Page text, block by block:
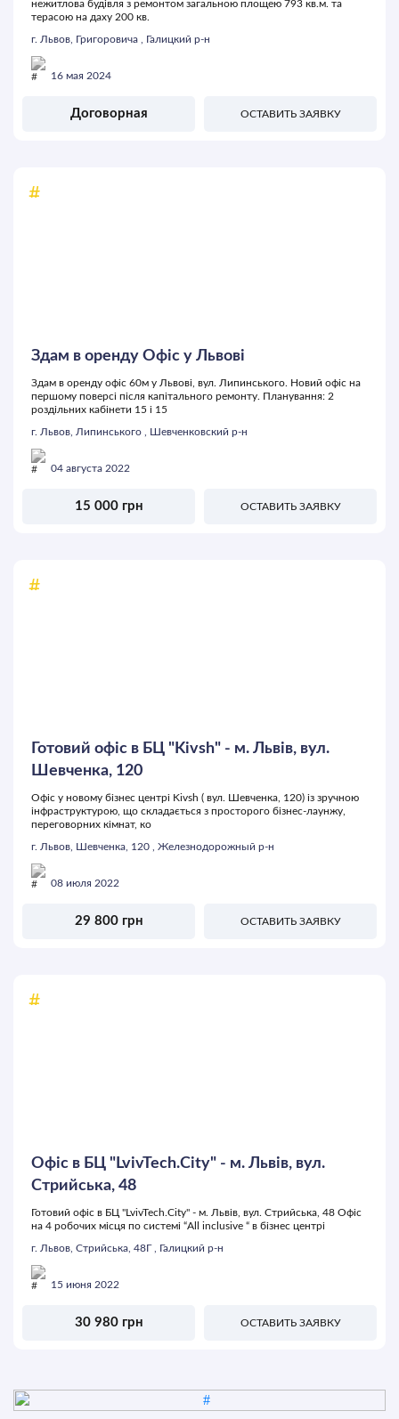
нежитлова будівля з ремонтом загальною площею 793 кв.м. та
терасою на даху 200 кв.
г. Львов, Григоровича , Галицкий р-н
16 мая 2024
Договорная ОСТАВИТЬ ЗАЯВКУ
Здам в оренду Офіс у Львові
Здам в оренду офіс 60м у Львові, вул. Липинського. Новий офіс на
першому поверсі після капітального ремонту. Планування: 2
роздільних кабінети 15 і 15
г. Львов, Липинського , Шевченковский р-н
04 августа 2022
15 000 грн ОСТАВИТЬ ЗАЯВКУ
Готовий офіс в БЦ "Kivsh" - м. Львів, вул.
Шевченка, 120
Офіс у новому бізнес центрі Kivsh ( вул. Шевченка, 120) із зручною
інфраструктурою, що складається з просторого бізнес-лаунжу,
переговорних кімнат, ко
г. Львов, Шевченка, 120 , Железнодорожный р-н
08 июля 2022
29 800 грн ОСТАВИТЬ ЗАЯВКУ
Офіс в БЦ "LvivTech.City" - м. Львів, вул.
Стрийська, 48
Готовий офіс в БЦ "LvivTech.City" - м. Львів, вул. Стрийська, 48 Офіс
на 4 робочих місця по системі “All inclusive “ в бізнес центрі
г. Львов, Стрийська, 48Г , Галицкий р-н
15 июня 2022
30 980 грн ОСТАВИТЬ ЗАЯВКУ